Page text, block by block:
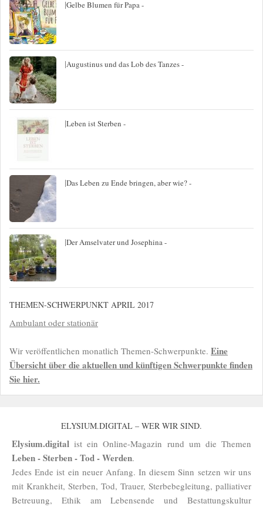
|Gelbe Blumen für Papa -
|Augustinus und das Lob des Tanzes -
|Leben ist Sterben -
|Das Leben zu Ende bringen, aber wie? -
|Der Amselvater und Josephina -
THEMEN-SCHWERPUNKT APRIL 2017
Ambulant oder stationär
Wir veröffentlichen monatlich Themen-Schwerpunkte. Eine
Übersicht über die aktuellen und künftigen Schwerpunkte finden
Sie hier.
ELYSIUM.DIGITAL – WER WIR SIND.
Elysium.digital ist ein Online-Magazin rund um die Themen
Leben - Sterben - Tod - Werden.
Jedes Ende ist ein neuer Anfang. In diesem Sinn setzen wir uns
mit Krankheit, Sterben, Tod, Trauer, Sterbebegleitung, palliativer
Betreuung, Ethik am Lebensende und Bestattungskultur